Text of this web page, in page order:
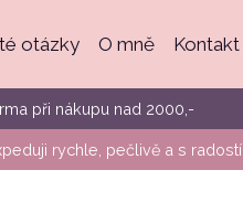
otázky O mně Kontakt
při nákupu nad 2000,-
rychle, pečlivě a s radostí.